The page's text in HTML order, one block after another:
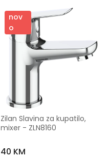
nov
o
Zilan Slavina za kupatilo,
mixer - ZLN8160
40 KM